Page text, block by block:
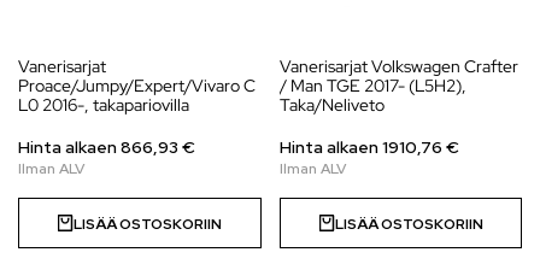
Vanerisarjat
Proace/Jumpy/Expert/Vivaro C
L0 2016-, takapariovilla
Hinta alkaen866,93 €
LISÄÄ OSTOSKORIIN
Vanerisarjat Volkswagen Crafter
/ Man TGE 2017- (L5H2),
Taka/Neliveto
Hinta alkaen1910,76 €
LISÄÄ OSTOSKORIIN